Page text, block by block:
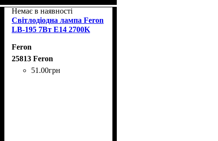
Немає в наявності
Світлодіодна лампа Feron
LB-195 7Вт E14 2700K
Feron
25813 Feron
51 .00грн